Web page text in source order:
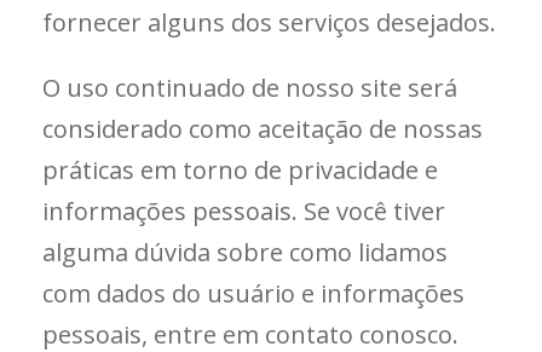
fornecer alguns dos serviços desejados.
O uso continuado de nosso site será
considerado como aceitação de nossas
práticas em torno de privacidade e
informações pessoais. Se você tiver
alguma dúvida sobre como lidamos
com dados do usuário e informações
pessoais, entre em contato conosco.